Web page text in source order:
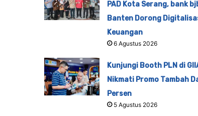
PAD Kota Serang, bank
Banten Dorong
Keuangan
6 Agustus 2026
Kunjungi Booth PLN di
Nikmati Promo Tambah
Persen
5 Agustus 2026